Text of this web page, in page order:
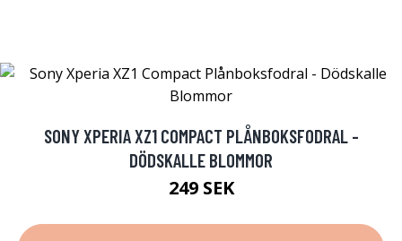
SONY XPERIA XZ1 COMPACT PLÅNBOKSFODRAL -
DÖDSKALLE BLOMMOR
249 SEK